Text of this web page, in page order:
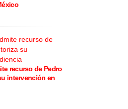
recurso de Pedro
intervención en